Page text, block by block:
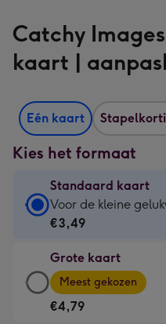
Catchy
kaart |
Eén kaart
Kies het formaat
Standaard kaart
Standaard
kaart
€3,49
-
Voor
Voor de kleine
€3,49
Grote kaart
Grote
kaart
-
Meest gekozen
€4,79